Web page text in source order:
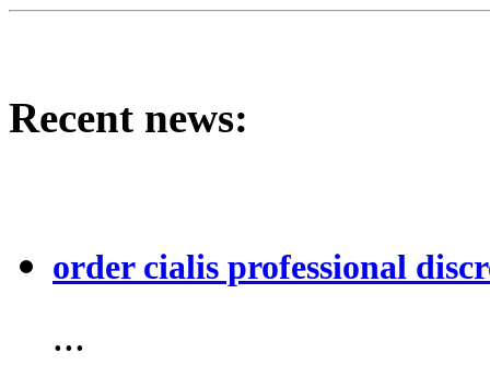
Recent news:
order cialis professional
...